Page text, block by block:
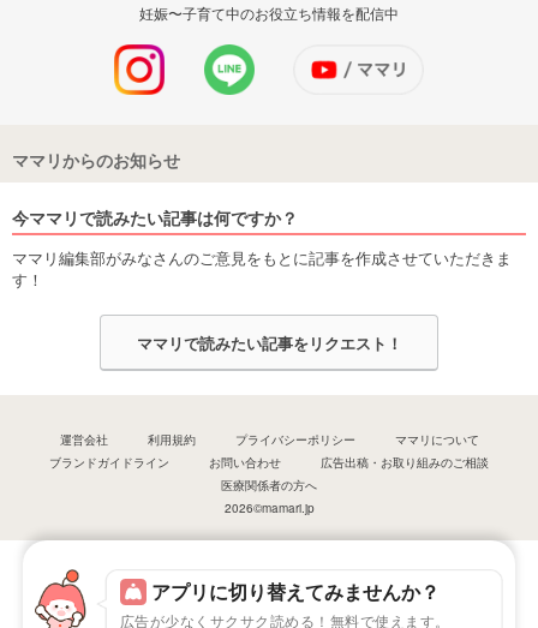
アプリに切り替えてみませんか？
広告が少なくサクサク読める！無料で使えます。
妊娠〜子育て中のお役立ち情報を配信中
ママリからのお知らせ
今ママリで読みたい記事は何ですか？
ママリ編集部がみなさんのご意見をもとに記事を作成させていただきま
す！
ママリで読みたい記事をリクエスト！
運営会社 利用規約 プライバシーポリシー
ママリについて
ブランドガイドライン
お問い合わせ
広告出稿・お取り組みのご相談
医療関係者の方へ
2026©mamari.jp